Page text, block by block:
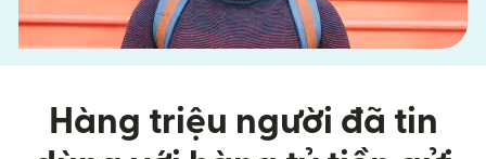
Hàng triệu người đã tin